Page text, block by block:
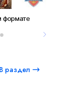
Амет-Хан
В раздел